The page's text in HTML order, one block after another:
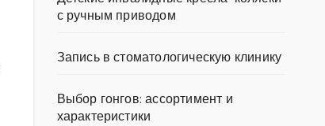
с ручным приводом
Запись в стоматологическую клинику
Выбор гонгов: ассортимент и
характеристики